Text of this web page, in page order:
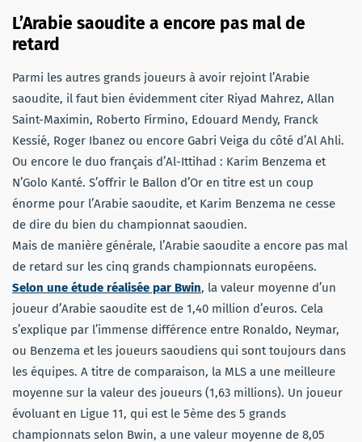
L’Arabie saoudite a encore pas mal de
retard
Parmi les autres grands joueurs à avoir rejoint l’Arabie
saoudite, il faut bien évidemment citer Riyad Mahrez, Allan
Saint-Maximin, Roberto Firmino, Edouard Mendy, Franck
Kessié, Roger Ibanez ou encore Gabri Veiga du côté d’Al Ahli.
Ou encore le duo français d’Al-Ittihad : Karim Benzema et
N’Golo Kanté. S’offrir le Ballon d’Or en titre est un coup
énorme pour l’Arabie saoudite, et Karim Benzema ne cesse
de dire du bien du championnat saoudien.
Mais de manière générale, l’Arabie saoudite a encore pas mal
de retard sur les cinq grands championnats européens.
Selon une étude réalisée par Bwin, la valeur moyenne d’un
joueur d’Arabie saoudite est de 1,40 million d’euros. Cela
s’explique par l’immense différence entre Ronaldo, Neymar,
ou Benzema et les joueurs saoudiens qui sont toujours dans
les équipes. A titre de comparaison, la MLS a une meilleure
moyenne sur la valeur des joueurs (1,63 millions). Un joueur
évoluant en Ligue 11, qui est le 5ème des 5 grands
championnats selon Bwin, a une valeur moyenne de 8,05